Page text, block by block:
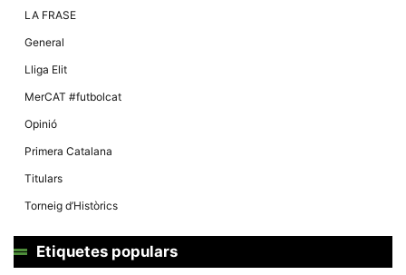
LA FRASE
General
Lliga Elit
MerCAT #futbolcat
Opinió
Primera Catalana
Titulars
Torneig d’Històrics
Etiquetes populars